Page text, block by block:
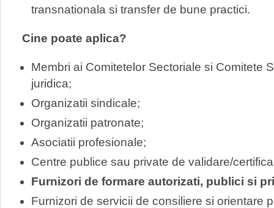
transnationala si transfer de bune practici.
Cine poate aplica?
Membri ai Comitetelor Sectoriale si Comitete
juridica;
Organizatii sindicale;
Organizatii patronate;
Asociatii profesionale;
Centre publice sau private de validare/
Furnizori de formare autorizati, publici si
Furnizori de servicii de consiliere si orientare